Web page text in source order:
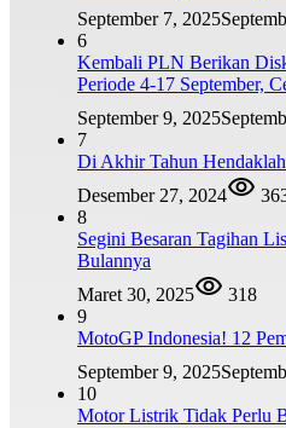
September 7, 2025
6
Kembali PLN Berikan
Periode 4-17 September,
September 9, 2025
7
Di Akhir Tahun
Desember 27, 2024
8
Segini Besaran Tagihan
Bulannya
Maret 30, 2025
318
9
MotoGP Indonesia! 12
September 9, 2025
10
Motor Listrik Tidak Perlu